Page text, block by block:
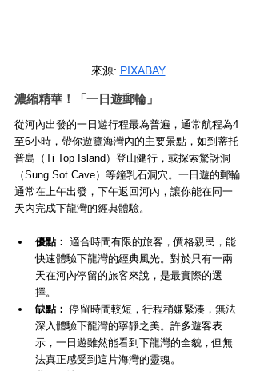
來源: PIXABAY
濃縮精華！「一日遊郵輪」
從河內出發的一日遊行程最為普遍，通常航程為4
至6小時，帶你遊覽海灣內的主要景點，如到蒂托
普島（Ti Top Island）登山健行，或探索驚訝洞
（Sung Sot Cave）等鐘乳石洞穴。一日遊的郵輪
通常在上午出發，下午返回河內，讓你能在同一
天內完成下龍灣的經典體驗。
優點： 適合時間有限的旅客，價格親民，能
快速體驗下龍灣的經典風光。對於只有一兩
天在河內停留的旅客來說，是最實際的選
擇。
缺點： 停留時間較短，行程稍嫌緊湊，無法
深入體驗下龍灣的寧靜之美。許多遊客表
示，一日遊雖然能看到下龍灣的全貌，但無
法真正感受到這片海灣的靈魂。